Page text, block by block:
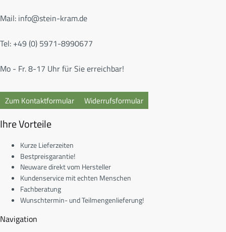
Mail: info@stein-kram.de
Tel: +49 (0) 5971-8990677
Mo - Fr. 8-17 Uhr für Sie erreichbar!
Zum Kontaktformular Widerrufsformular
Ihre Vorteile
Kurze Lieferzeiten
Bestpreisgarantie!
Neuware direkt vom Hersteller
Kundenservice mit echten Menschen
Fachberatung
Wunschtermin- und Teilmengenlieferung!
Navigation